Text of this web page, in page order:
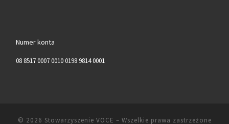
Numer konta
08 8517 0007 0010 0198 9814 0001
© 2026 Stowarzyszenie VOCE – Wszelkie prawa zastrzeżone